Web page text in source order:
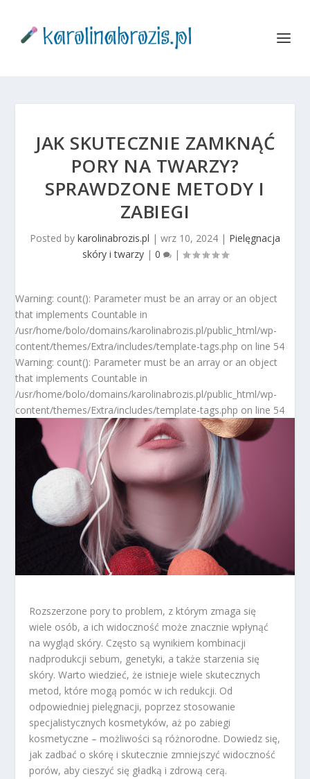
JAK SKUTECZNIE ZAMKNĄĆ
PORY NA TWARZY?
SPRAWDZONE METODY I
ZABIEGI
Posted by karolinabrozis.pl | wrz 10, 2024 | Pielęgnacja
skóry i twarzy| 0 |
Warning: count(): Parameter must be an array or an object
that implements Countable in
/usr/home/bolo/domains/karolinabrozis.pl/public_html/wp-
content/themes/Extra/includes/template-tags.php on line 54
Warning: count(): Parameter must be an array or an object
that implements Countable in
/usr/home/bolo/domains/karolinabrozis.pl/public_html/wp-
content/themes/Extra/includes/template-tags.php on line 54
Rozszerzone pory to problem, z którym zmaga się
wiele osób, a ich widoczność może znacznie wpłynąć
na wygląd skóry. Często są wynikiem kombinacji
nadprodukcji sebum, genetyki, a także starzenia się
skóry. Warto wiedzieć, że istnieje wiele skutecznych
metod, które mogą pomóc w ich redukcji. Od
odpowiedniej pielęgnacji, poprzez stosowanie
specjalistycznych kosmetyków, aż po zabiegi
kosmetyczne – możliwości są różnorodne. Dowiedz się,
jak zadbać o skórę i skutecznie zmniejszyć widoczność
porów, aby cieszyć się gładką i zdrową cerą.